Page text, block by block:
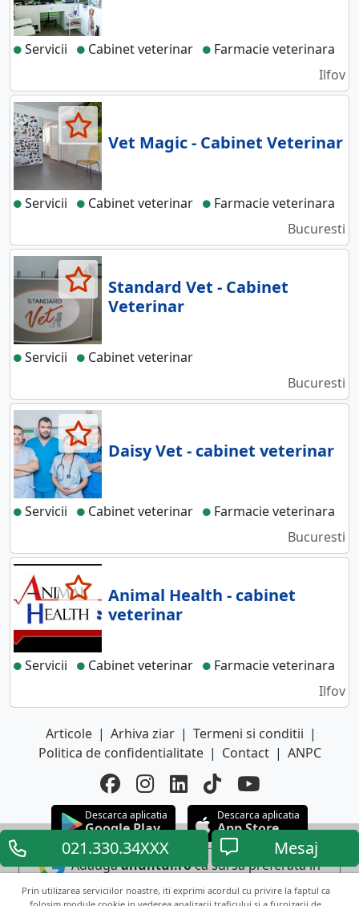
021.330.34XXX Mesaj
Prin utilizarea serviciilor noastre, iti exprimi acordul cu privire la faptul ca
Servicii Cabinet veterinar
Farmacie veterinara
Ilfov
Vet Magic - Cabinet Veterinar
Servicii Cabinet veterinar
Farmacie veterinara
Bucuresti
Standard Vet - Cabinet
Veterinar
Servicii
Cabinet veterinar
Bucuresti
Daisy Vet - cabinet veterinar
Servicii Cabinet veterinar
Farmacie veterinara
Bucuresti
Animal Health - cabinet
veterinar
Servicii Cabinet veterinar
Farmacie veterinara
Ilfov
Articole | Arhiva ziar | Termeni si conditii |
Politica de confidentialitate | Contact | ANPC
Descarca aplicatia
Google Play
Descarca aplicatia
App Store
Adaugaanuntul.roca sursa preferata in
Google